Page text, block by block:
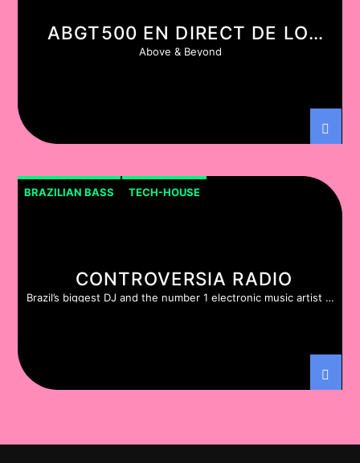
ABGT500 EN DIRECT DE LOS
ANGELES
Above & Beyond
BRAZILIAN BASS TECH-HOUSE
CONTROVERSIA RADIO
Brazil’s biggest DJ and the number 1 electronic music artist in